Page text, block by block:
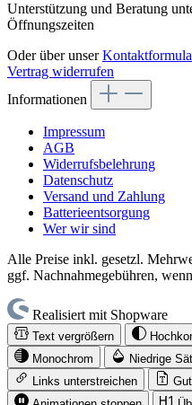
Unterstützung und Beratung
Öffnungszeiten
Oder über unser
Vertrag widerrufen
Informationen
Impressum
AGB
Widerrufsbelehrung
Datenschutz
Versand und Zahlung
Batterieentsorgung
Wer wir sind
Alle Preise inkl. gesetzl.
ggf. Nachnahmegebühren,
Realisiert mit Shopware
Text vergrößern
Monochrom
Niedrige
Links unterstreichen